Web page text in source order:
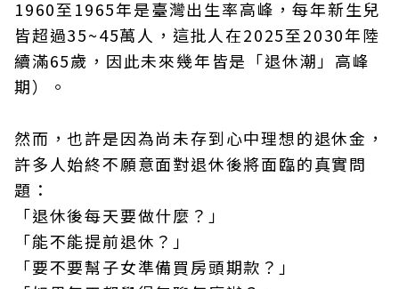
1960至1965年是臺灣出生率高峰，每年新生兒
皆超過35~45萬人，這批人在2025至2030年陸
續滿65歲，因此未來幾年皆是「退休潮」高峰
期）。
然而，也許是因為尚未存到心中理想的退休金，
許多人始終不願意面對退休後將面臨的真實問
題：
「退休後每天要做什麼？」
「能不能提前退休？」
「要不要幫子女準備買房頭期款？」